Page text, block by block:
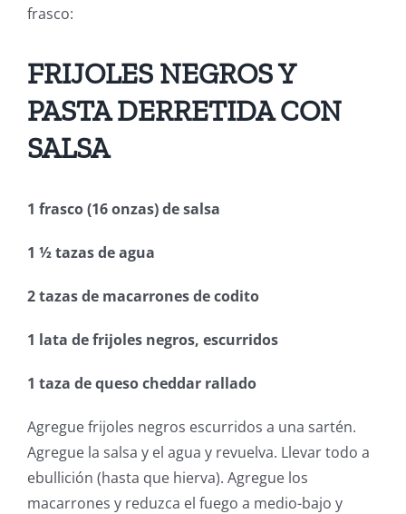
frasco:
FRIJOLES NEGROS Y
PASTA DERRETIDA CON
SALSA
1 frasco (16 onzas) de salsa
1 ½ tazas de agua
2 tazas de macarrones de codito
1 lata de frijoles negros, escurridos
1 taza de queso cheddar rallado
Agregue frijoles negros escurridos a una sartén.
Agregue la salsa y el agua y revuelva. Llevar todo a
ebullición (hasta que hierva). Agregue los
macarrones y reduzca el fuego a medio-bajo y